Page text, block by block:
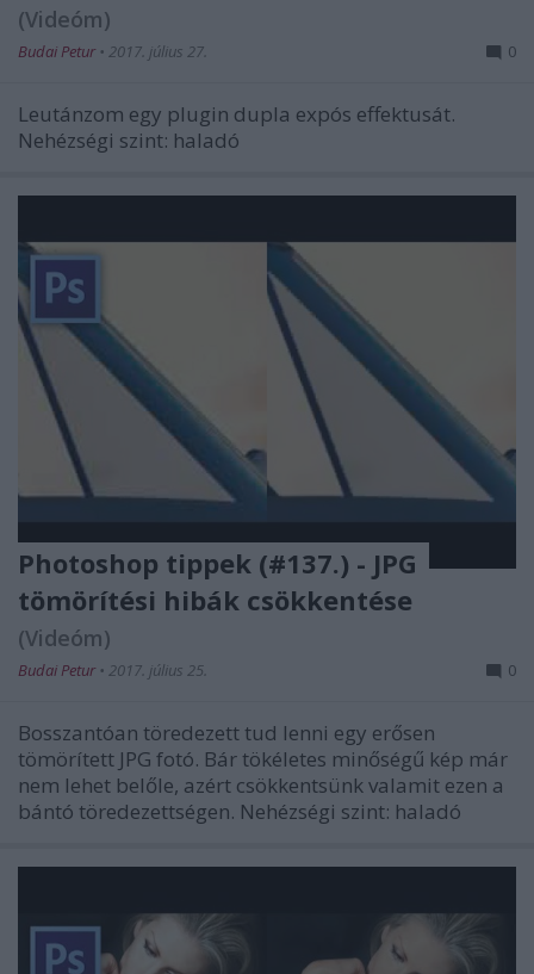
(Videóm)
Budai Petur • 2017. július 27. 0
Leutánzom egy plugin dupla expós effektusát.
Nehézségi szint: haladó
Photoshop tippek (#137.) - JPG
tömörítési hibák csökkentése
(Videóm)
Budai Petur • 2017. július 25. 0
Bosszantóan töredezett tud lenni egy erősen
tömörített JPG fotó. Bár tökéletes minőségű kép már
nem lehet belőle, azért csökkentsünk valamit ezen a
bántó töredezettségen. Nehézségi szint: haladó